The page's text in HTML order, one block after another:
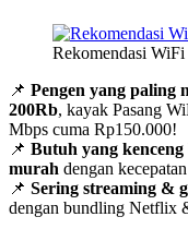
Rekomendasi
📌 Pengen yang paling
200Rb, kayak Pasang
Mbps cuma Rp150.000!
📌 Butuh yang
murah dengan
📌 Sering streaming &
dengan bundling Netflix